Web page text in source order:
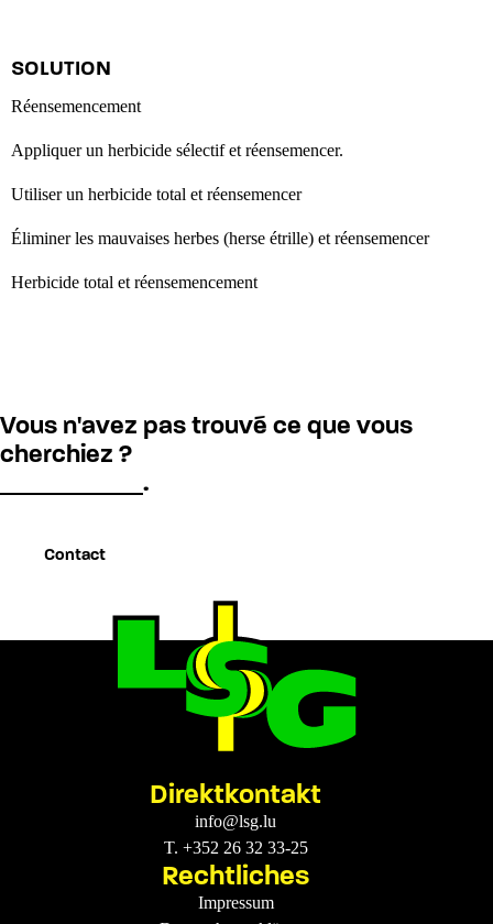
SOLUTION
Réensemencement
Appliquer un herbicide sélectif et réensemencer.
Utiliser un herbicide total et réensemencer
Éliminer les mauvaises herbes (herse étrille) et réensemencer
Herbicide total et réensemencement
Vous n'avez pas trouvé ce que vous
cherchiez ?
contactez-nou
Contact
Direktkontakt
info@lsg.lu
T. +352 26 32 33-25
Rechtliches
Impressum